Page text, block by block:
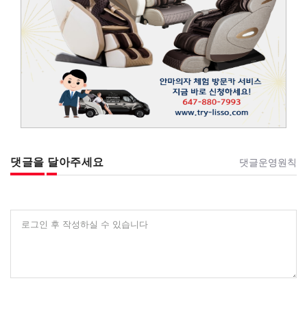
댓글을 달아주세요 댓글운영원칙
로그인 후 작성하실 수 있습니다